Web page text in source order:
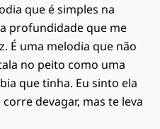
que é simples na
profundidade que me
É uma melodia que não
no peito como uma
que tinha. Eu sinto ela
devagar, mas te leva